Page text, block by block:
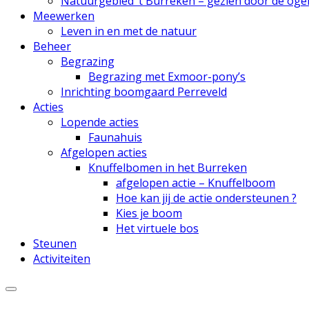
Meewerken
Leven in en met de natuur
Beheer
Begrazing
Begrazing met Exmoor-pony’s
Inrichting boomgaard Perreveld
Acties
Lopende acties
Faunahuis
Afgelopen acties
Knuffelbomen in het Burreken
afgelopen actie – Knuffelboom
Hoe kan jij de actie ondersteunen ?
Kies je boom
Het virtuele bos
Steunen
Activiteiten